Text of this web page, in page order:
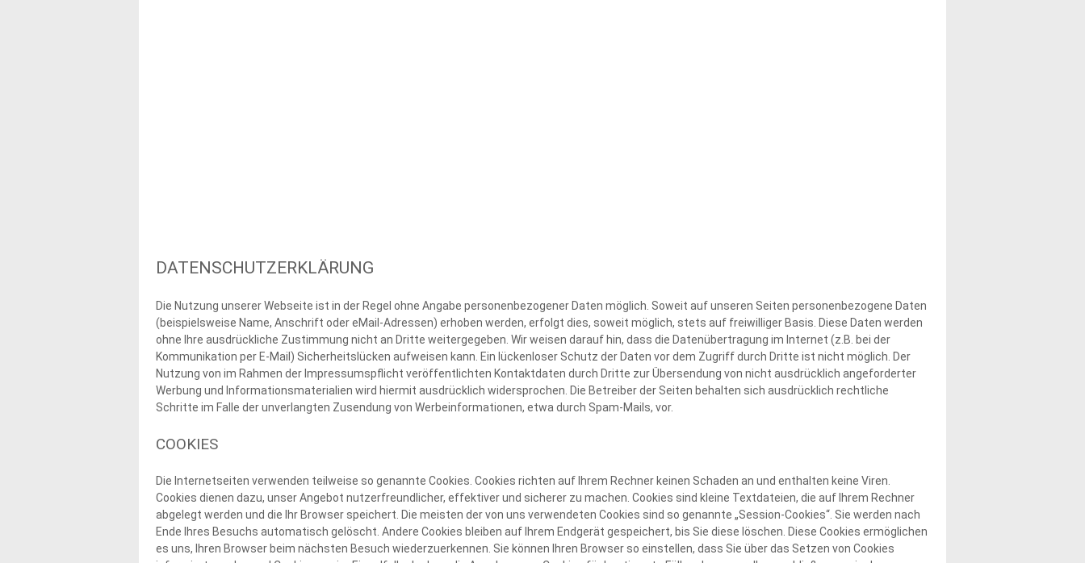
DATENSCHUTZERKLÄRUNG
Die Nutzung unserer Webseite ist in der Regel ohne Angabe personenbezogener Daten möglich. Soweit auf unseren Seiten personenbezogene Daten
(beispielsweise Name, Anschrift oder eMail-Adressen) erhoben werden, erfolgt dies, soweit möglich, stets auf freiwilliger Basis. Diese Daten werden
ohne Ihre ausdrückliche Zustimmung nicht an Dritte weitergegeben. Wir weisen darauf hin, dass die Datenübertragung im Internet (z.B. bei der
Kommunikation per E-Mail) Sicherheitslücken aufweisen kann. Ein lückenloser Schutz der Daten vor dem Zugriff durch Dritte ist nicht möglich. Der
Nutzung von im Rahmen der Impressumspflicht veröffentlichten Kontaktdaten durch Dritte zur Übersendung von nicht ausdrücklich angeforderter
Werbung und Informationsmaterialien wird hiermit ausdrücklich widersprochen. Die Betreiber der Seiten behalten sich ausdrücklich rechtliche
Schritte im Falle der unverlangten Zusendung von Werbeinformationen, etwa durch Spam-Mails, vor.
COOKIES
Die Internetseiten verwenden teilweise so genannte Cookies. Cookies richten auf Ihrem Rechner keinen Schaden an und enthalten keine Viren.
Cookies dienen dazu, unser Angebot nutzerfreundlicher, effektiver und sicherer zu machen. Cookies sind kleine Textdateien, die auf Ihrem Rechner
abgelegt werden und die Ihr Browser speichert. Die meisten der von uns verwendeten Cookies sind so genannte „Session-Cookies“. Sie werden nach
Ende Ihres Besuchs automatisch gelöscht. Andere Cookies bleiben auf Ihrem Endgerät gespeichert, bis Sie diese löschen. Diese Cookies ermöglichen
es uns, Ihren Browser beim nächsten Besuch wiederzuerkennen. Sie können Ihren Browser so einstellen, dass Sie über das Setzen von Cookies